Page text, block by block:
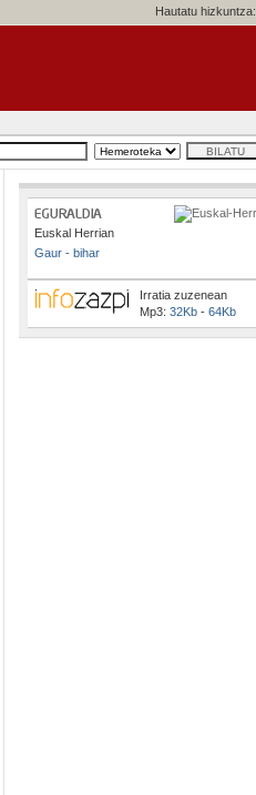
Hautatu hizkuntza:
Euskal Herrian
Gaur - bihar
Irratia zuzenean
Mp3:32Kb-64Kb